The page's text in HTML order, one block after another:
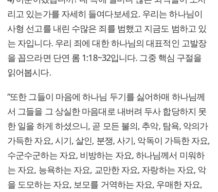
리고 있는가를 자세히 들여다보세요. 우리는 하나님이
사형 선고를 내린 수많은 죄를 범했고 지금도 범하고 있
는 자입니다. 우리 죄에 대한 하나님의 대표적인 고발장
을 꼽으라면 단연 롬 1:18~32입니다. 그중 핵심 구절을
읽어봅시다.
“또한 그들이 마음에 하나님 두기를 싫어하매 하나님께
서 그들을 그 상실한 마음대로 내버려 두사 합당하지 못
한 일을 하게 하셨으니, 곧 모든 불의, 추악, 탐욕, 악의가
가득한 자요, 시기, 살인, 분쟁, 사기, 악독이 가득한 자요,
수군수군하는 자요, 비방하는 자요, 하나님께서 미워하
는 자요, 능욕하는 자요, 교만한 자요, 자랑하는 자요, 악
을 도모하는 자요, 보모를 거역하는 자요, 우매한 자요,